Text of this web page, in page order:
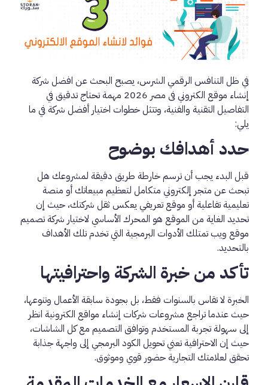
في ظل التنافس الرقمي الشرس، يصبح البحث عن افضل شركة
إنشاء موقع الكتروني فى مصر 2026 مهمة تحتاج تدقيق في
التفاصيل التقنية والفنية، وتتثل خطوات اختيار أفضل شركة في ما
يلي:
حدد أهدافك بوضوح
قبل البدء يجب أن ترسم خارطة طريق دقيقة لمشروعك هل
تبحث عن متجر إلكتروني متكامل لتعظيم مبيعاتك أو منصة
تعليمية تفاعلية أو موقع تعريفي يعكس ثقل شركتك، حيث إن
تحديد الغاية من الموقع هو المحرك الأساسي لاختيار شركة تصميم
موقع ويب تمتلك الأدوات البرمجية التي تخدم تلك الأهداف
بالتحديد.
تأكد من خبرة الشركة واحترافيتها
الخبرة لا تقاس بالسنوات فقط، بل بجودة سابقة الأعمال وتنوعها،
حيث عندما تراجع مشروعات شركات إنشاء مواقع الكترونية انظر
إلى سهولة تجربة المستخدم وتوافق التصميم مع كل الشاشات،
حيث إن الاحترافية تعني تحويل الكود البرمجي إلى واجهة جذابة
تحقق لعلامتك التجارية حضور قوي وموثوق.